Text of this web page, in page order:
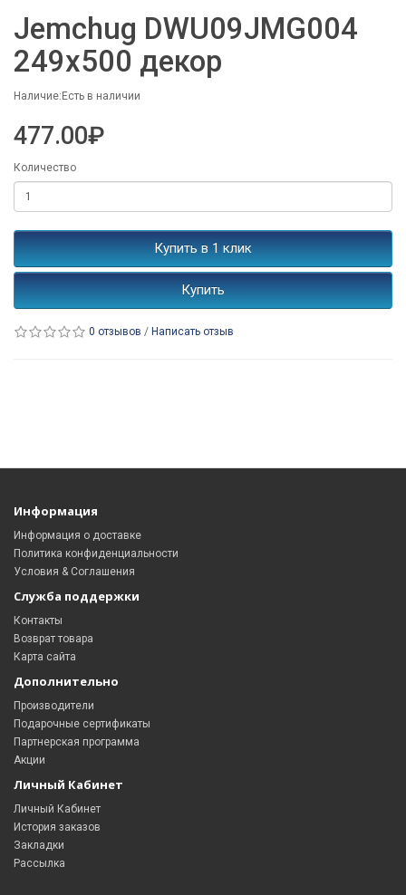
Jemchug DWU09JMG004
249x500 декор
Наличие:Есть в наличии
477.00₽
Количество
Купить в 1 клик
Купить
0 отзывов / Написать отзыв
Информация
Информация о доставке
Политика конфиденциальности
Условия & Соглашения
Служба поддержки
Контакты
Возврат товара
Карта сайта
Дополнительно
Производители
Подарочные сертификаты
Партнерская программа
Акции
Личный Кабинет
Личный Кабинет
История заказов
Закладки
Рассылка